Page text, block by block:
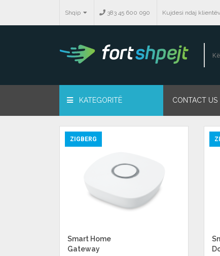
Shqip 383 45 600 090 Kujdesi ndaj
KATEGORITË CONTACT US
ZIGBERG
Smart Home
Gateway